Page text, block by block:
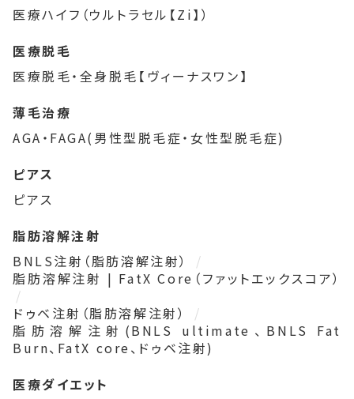
医療ハイフ（ウルトラセル【Zi】）
医療脱毛
医療脱毛・全身脱毛【ヴィーナスワン】
薄毛治療
AGA・FAGA(男性型脱毛症・女性型脱毛症)
ピアス
ピアス
脂肪溶解注射
BNLS注射（脂肪溶解注射）
脂肪溶解注射 | FatX Core（ファットエックスコア）
ドゥベ注射（脂肪溶解注射）
脂肪溶解注射(BNLS ultimate、BNLS Fat
Burn、FatX core、ドゥベ注射)
医療ダイエット